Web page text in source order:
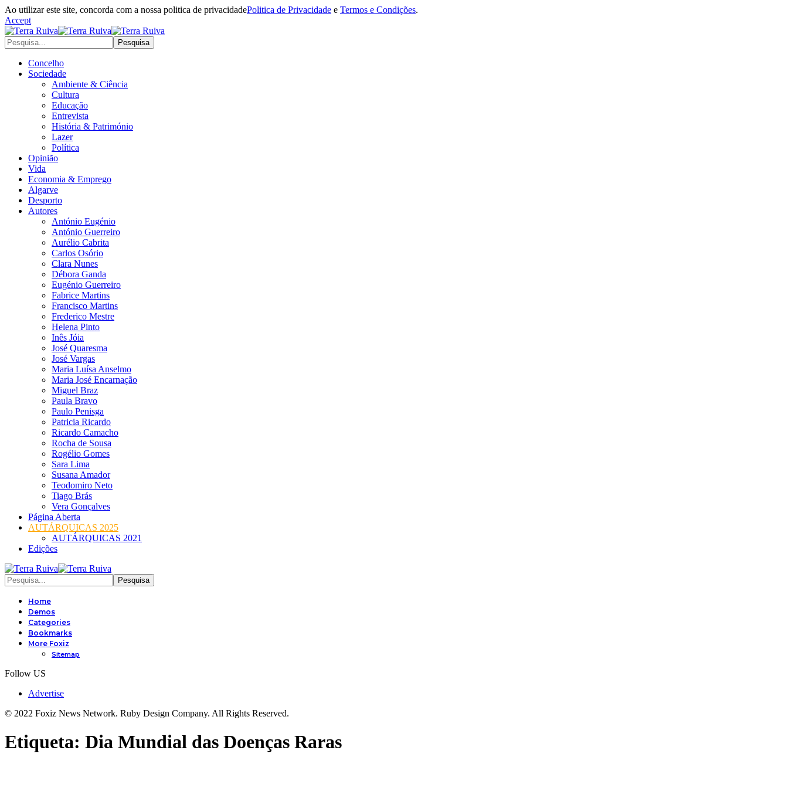
Ao utilizar este site, concorda com a nossa politica de privacidadePolitica de Privacidade e Termos e Condições.
Accept
Concelho
Sociedade
Ambiente & Ciência
Cultura
Educação
Entrevista
História & Património
Lazer
Política
Opinião
Vida
Economia & Emprego
Algarve
Desporto
Autores
António Eugénio
António Guerreiro
Aurélio Cabrita
Carlos Osório
Clara Nunes
Débora Ganda
Eugénio Guerreiro
Fabrice Martins
Francisco Martins
Frederico Mestre
Helena Pinto
Inês Jóia
José Quaresma
José Vargas
Maria Luísa Anselmo
Maria José Encarnação
Miguel Braz
Paula Bravo
Paulo Penisga
Patricia Ricardo
Ricardo Camacho
Rocha de Sousa
Rogélio Gomes
Sara Lima
Susana Amador
Teodomiro Neto
Tiago Brás
Vera Gonçalves
Página Aberta
AUTÁRQUICAS 2025
AUTÁRQUICAS 2021
Edições
Home
Demos
Categories
Bookmarks
More Foxiz
Sitemap
Follow US
Advertise
© 2022 Foxiz News Network. Ruby Design Company. All Rights Reserved.
Etiqueta: Dia Mundial das Doenças Raras